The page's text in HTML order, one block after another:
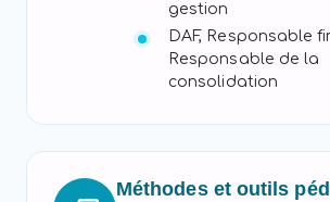
gestion
DAF, Responsable
Responsable de la
consolidation
Méthodes et outils